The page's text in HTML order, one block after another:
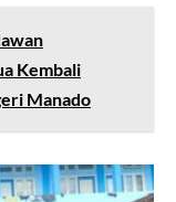
Kembali
Manado